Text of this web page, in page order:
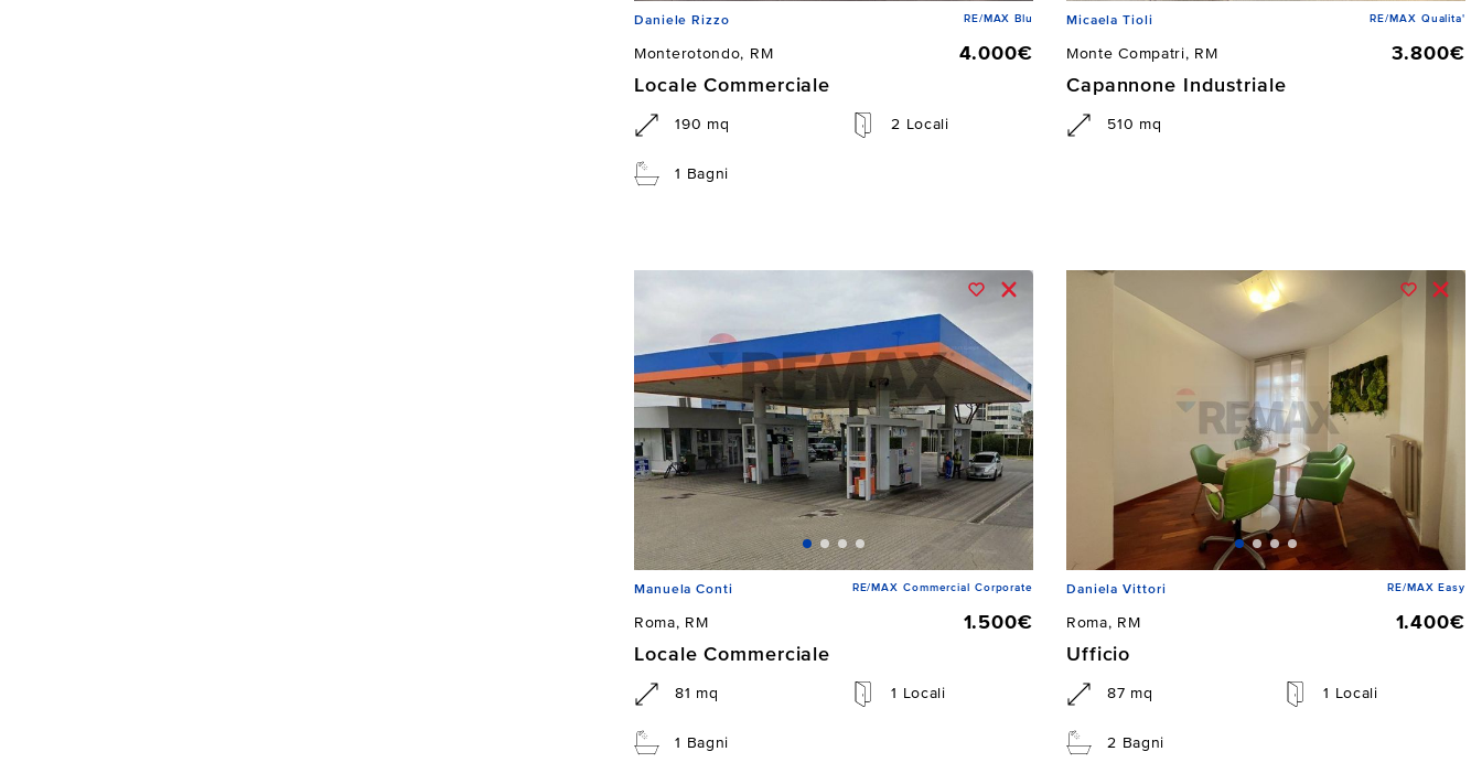
Daniele Rizzo RE/MAX Blu
Monterotondo, RM
4.000€
Locale Commerciale
190 mq 2 Locali
1 Bagni
Micaela Tioli RE/MAX Qualita'
Monte Compatri, RM
3.800€
Capannone Industriale
510 mq
Manuela Conti RE/MAX Commercial Corporate
Roma, RM
1.500€
Locale Commerciale
81 mq 1 Locali
1 Bagni
Daniela Vittori RE/MAX Easy
Roma, RM
1.400€
Ufficio
87 mq 1 Locali
2 Bagni